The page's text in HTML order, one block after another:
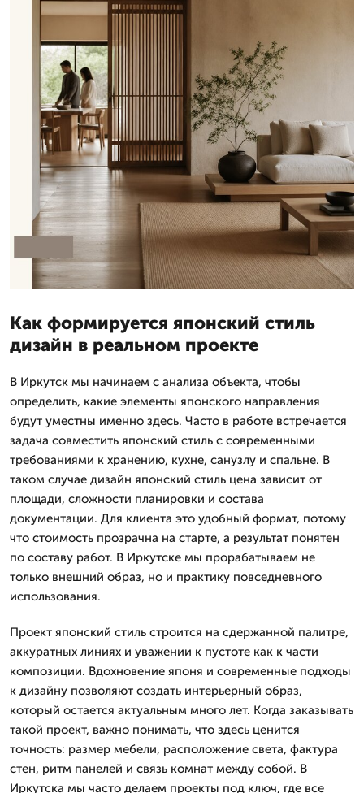
Как формируется японский стиль
дизайн в реальном проекте
В Иркутск мы начинаем с анализа объекта, чтобы
определить, какие элементы японского направления
будут уместны именно здесь. Часто в работе встречается
задача совместить японский стиль с современными
требованиями к хранению, кухне, санузлу и спальне. В
таком случае дизайн японский стиль цена зависит от
площади, сложности планировки и состава
документации. Для клиента это удобный формат, потому
что стоимость прозрачна на старте, а результат понятен
по составу работ. В Иркутске мы прорабатываем не
только внешний образ, но и практику повседневного
использования.
Проект японский стиль строится на сдержанной палитре,
аккуратных линиях и уважении к пустоте как к части
композиции. Вдохновение японя и современные подходы
к дизайну позволяют создать интерьерный образ,
который остается актуальным много лет. Когда заказывать
такой проект, важно понимать, что здесь ценится
точность: размер мебели, расположение света, фактура
стен, ритм панелей и связь комнат между собой. В
Иркутска мы часто делаем проекты под ключ, где все